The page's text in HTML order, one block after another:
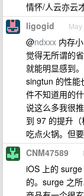
情怀/人云亦云
ligogid
@ndxxx 内存
觉得无所谓的
就能明显感到
singtun 的性能
件不知道用的
说这么多我很
到 97 的提升
吃点火锅。但
CNM47589
iOS 上的
的。surge 之